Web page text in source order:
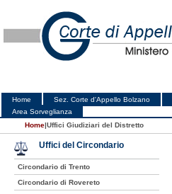
Home Sez. Corte d'Appello Bolzano
Area Sorveglianza
Home|Uffici Giudiziari del Distretto
Uffici del Circondario
Circondario di Trento
Circondario di Rovereto